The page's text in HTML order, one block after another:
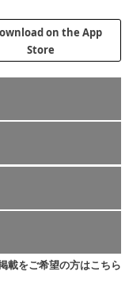
載をご希望の方はこちら